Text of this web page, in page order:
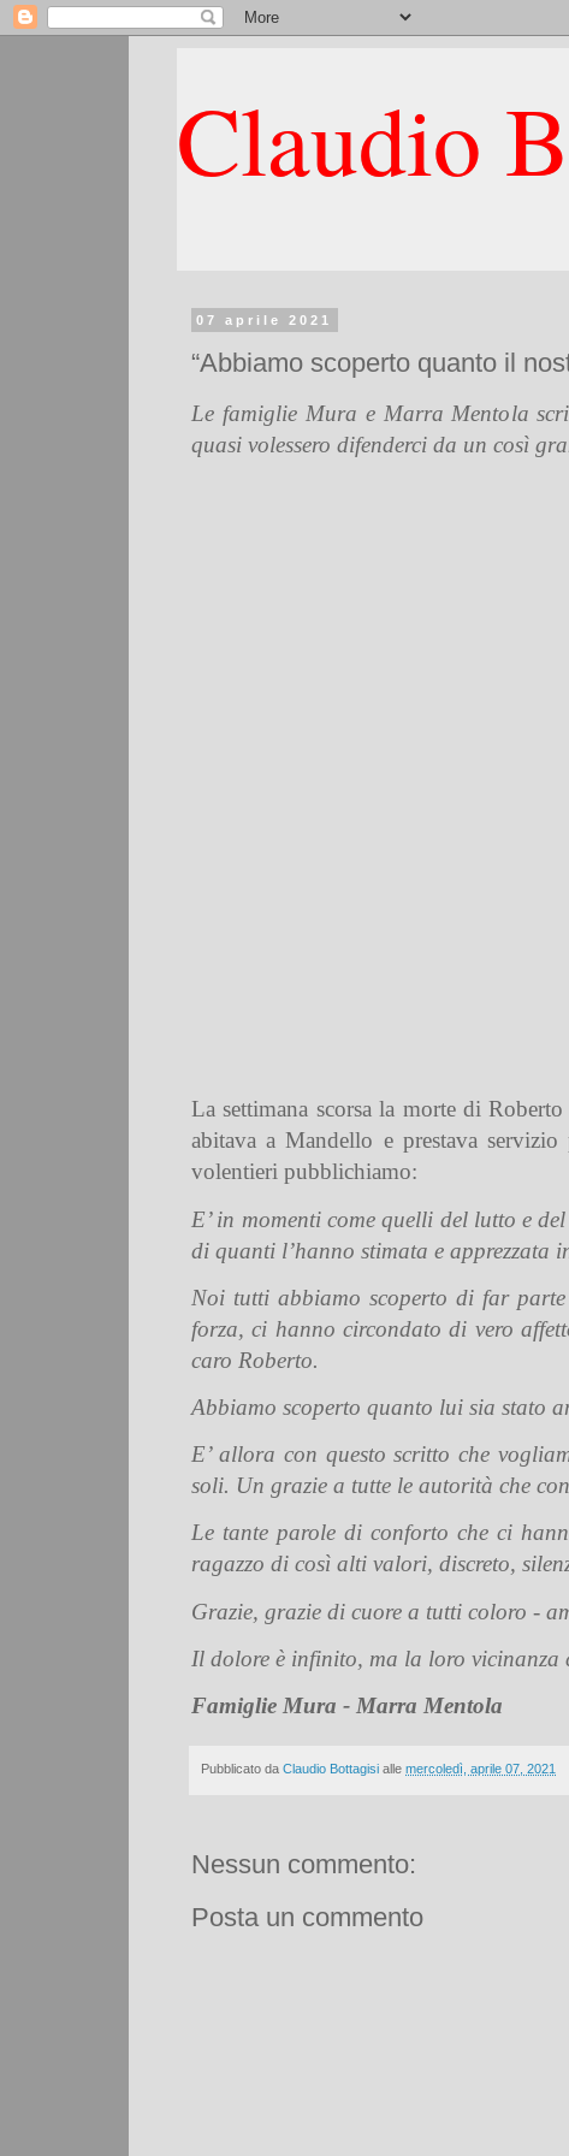
Claudio
07 aprile 2021
“Abbiamo scoperto quanto il
Le famiglie Mura e Marra Mentola
quasi volessero difenderci da un così
La settimana scorsa la morte di
abitava a Mandello e prestava
volentieri pubblichiamo:
E’ in momenti come quelli del lutto e
di quanti l’hanno stimata e apprezzata
Noi tutti abbiamo scoperto di far
forza, ci hanno circondato di vero
caro Roberto.
Abbiamo scoperto quanto lui sia stato
E’ allora con questo scritto che
soli. Un grazie a tutte le autorità che
Le tante parole di conforto che ci
ragazzo di così alti valori, discreto,
Grazie, grazie di cuore a tutti coloro -
Il dolore è infinito, ma la loro
Famiglie Mura - Marra Mentola
Pubblicato da Claudio Bottagisi alle mercoledì, aprile 07, 2021
Nessun commento:
Posta un commento